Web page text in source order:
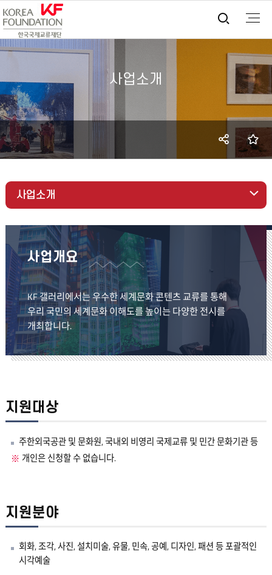
통합
사업소개
SNS
사업소개
사업개요
KF 갤러리에서는 우수한 세계문화 콘텐츠 교류를 통해
우리 국민의 세계문화 이해도를 높이는 다양한 전시를
개최합니다.
지원대상
주한외국공관 및 문화원, 국내외 비영리 국제교류 및 민간 문화기관 등
개인은 신청할 수 없습니다.
지원분야
회화, 조각, 사진, 설치미술, 유물, 민속, 공예, 디자인, 패션 등 포괄적인
시각예술